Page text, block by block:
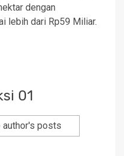
dengan
lebih dari Rp59 Miliar.
01
author's posts